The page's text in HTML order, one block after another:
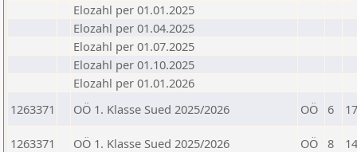
Elozahl per 01.01.2025
Elozahl per 01.04.2025
Elozahl per 01.07.2025
Elozahl per 01.10.2025
Elozahl per 01.01.2026
1263371
OÖ 1. Klasse Sued 2025/2026 OÖ 6
1263371 OÖ 1. Klasse Sued 2025/2026 OÖ 8